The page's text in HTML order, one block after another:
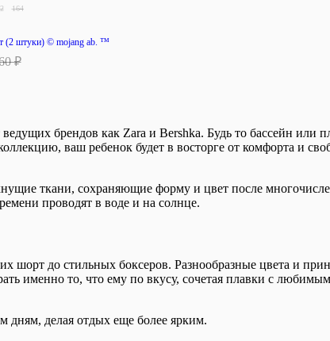
164
(2 штуки) © mojang ab. ™
₽
брендов как Zara и Bershka. Будь то бассейн или
ваш ребенок будет в восторге от комфорта и
ткани, сохраняющие форму и цвет после
проводят в воде и на солнце.
шорт до стильных боксеров. Разнообразные цвета и
именно то, что ему по вкусу, сочетая плавки с
дням, делая отдых еще более ярким.